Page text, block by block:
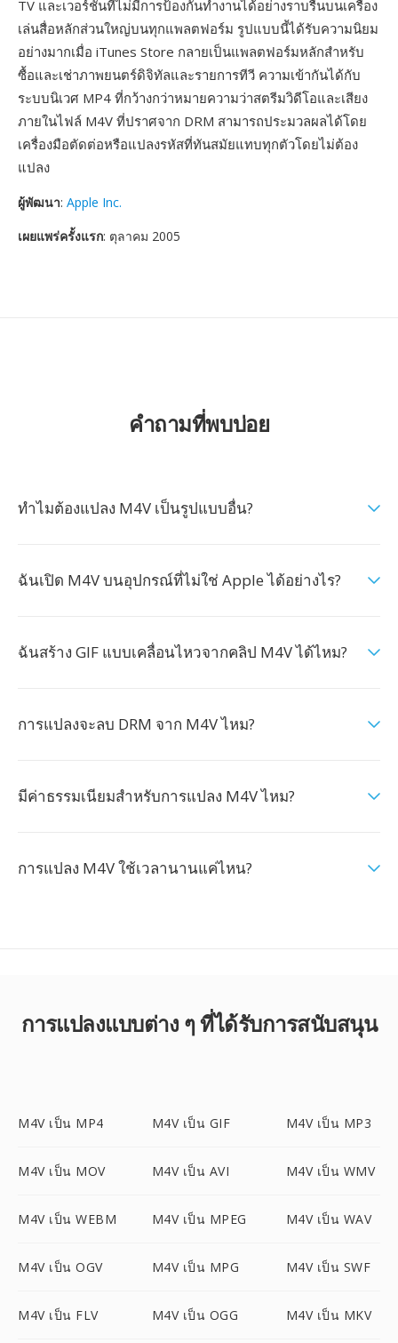
TV และเวอร์ชันที่ไม่มีการป้องกันทำงานได้อย่างราบรื่นบนเครื่อง
เล่นสื่อหลักส่วนใหญ่บนทุกแพลตฟอร์ม รูปแบบนี้ได้รับความนิยม
อย่างมากเมื่อ iTunes Store กลายเป็นแพลตฟอร์มหลักสำหรับ
ซื้อและเช่าภาพยนตร์ดิจิทัลและรายการทีวี ความเข้ากันได้กับ
ระบบนิเวศ MP4 ที่กว้างกว่าหมายความว่าสตรีมวิดีโอและเสียง
ภายในไฟล์ M4V ที่ปราศจาก DRM สามารถประมวลผลได้โดย
เครื่องมือตัดต่อหรือแปลงรหัสที่ทันสมัยแทบทุกตัวโดยไม่ต้อง
แปลง
ผู้พัฒนา: Apple Inc.
เผยแพร่ครั้งแรก: ตุลาคม 2005
คำถามที่พบบ่อย
ทำไมต้องแปลง M4V เป็นรูปแบบอื่น?
ฉันเปิด M4V บนอุปกรณ์ที่ไม่ใช่ Apple ได้อย่างไร?
ฉันสร้าง GIF แบบเคลื่อนไหวจากคลิป M4V ได้ไหม?
การแปลงจะลบ DRM จาก M4V ไหม?
มีค่าธรรมเนียมสำหรับการแปลง M4V ไหม?
การแปลง M4V ใช้เวลานานแค่ไหน?
การแปลงแบบต่าง ๆ ที่ได้รับการสนับสนุน
M4V เป็น MP4 M4V เป็น GIF M4V เป็น MP3
M4V เป็น MOV M4V เป็น AVI M4V เป็น WMV
M4V เป็น WEBM M4V เป็น MPEG M4V เป็น WAV
M4V เป็น OGV M4V เป็น MPG M4V เป็น SWF
M4V เป็น FLV M4V เป็น OGG M4V เป็น MKV